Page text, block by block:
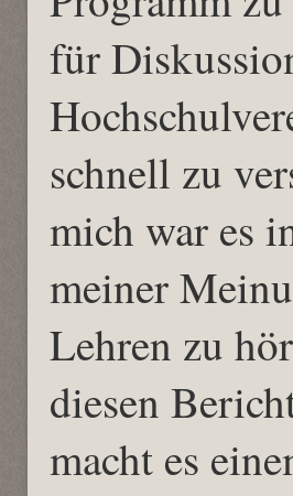
für
schnell zu
mich war es
meiner
Lehren zu
diesen
macht es